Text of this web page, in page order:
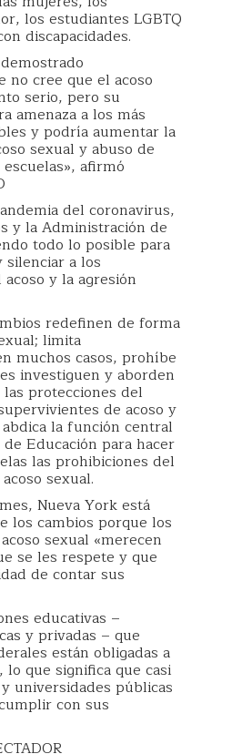
los estudiantes LGBTQ
discapacidades.
no cree que el acoso
serio, pero su
amenaza a los más
y podría aumentar la
sexual y abuso de
afirmó
del coronavirus,
y la Administración de
todo lo posible para
a los
y la agresión
redefinen de forma
limita
muchos casos, prohíbe
investiguen y aborden
protecciones del
de acoso y
la función central
Educación para hacer
las prohibiciones del
sexual.
Nueva York está
los cambios porque los
sexual «merecen
se les respete y que
de contar sus
educativas –
y privadas – que
están obligadas a
que significa que casi
universidades públicas
con sus